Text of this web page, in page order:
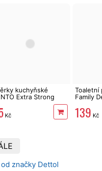
kuchyňské
Extra Strong
2 role, 34 m
Kč
Toaletní
Family
139 Kč
značky Dettol